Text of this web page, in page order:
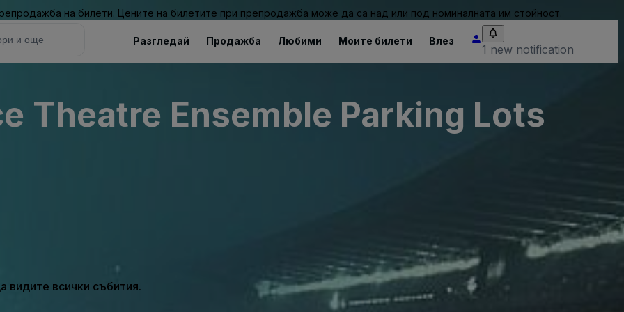
на билети. Цените на билетите при препродажба може да са над или под номиналната им стойност.
Разгледай Продажба Любими Моите билети Влез
1 new notification
Theatre Ensemble Parking Lots
видите всички събития.